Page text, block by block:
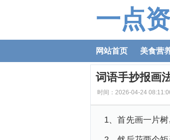
一点
网站首页 美食营
词语手抄报画
时间：2026-04-24
1、首先画一片